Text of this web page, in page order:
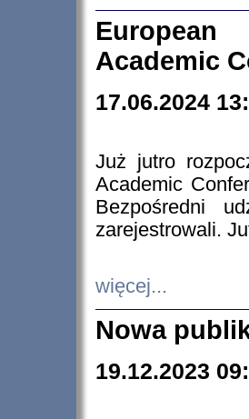
European
Academic
17.06.2024
Już jutro
Academic
Bezpośredni
zarejestrowali.
więcej...
Nowa
19.12.2023